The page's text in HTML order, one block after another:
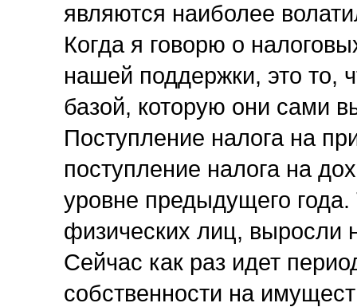
являются наиболее
Когда я говорю о
нашей поддержки, это то,
базой, которую они сами
Поступление налога на
поступление налога на
уровне предыдущего
физических лиц, выросли
Сейчас как раз идет
собственности на